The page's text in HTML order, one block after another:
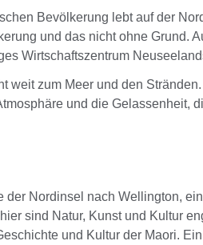
Bevölkerung lebt auf der
und das nicht ohne Grund.
Wirtschaftszentrum
weit zum Meer und den
und die Gelassenheit,
der Nordinsel nach Wellington,
sind Natur, Kunst und Kultur
und Kultur der Maori.